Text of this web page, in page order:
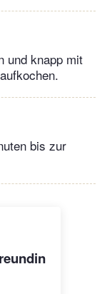
und knapp mit
bis zur